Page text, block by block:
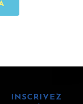
INSCRIVEZ